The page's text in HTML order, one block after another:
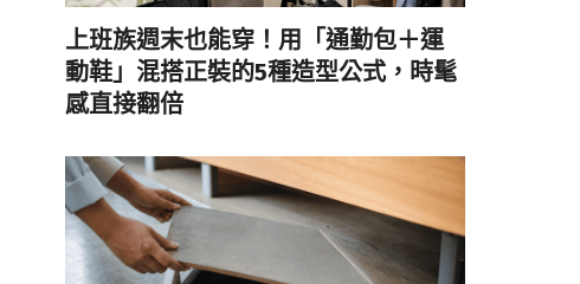
上班族週末也能穿！用「通勤包＋運
動鞋」混搭正裝的5種造型公式，時髦
感直接翻倍